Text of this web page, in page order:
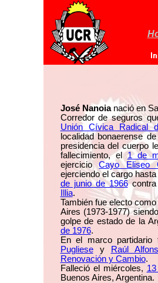
José Nanoianació en
Corredor de seguros
Unión Cívica Radical
localidad bonaerense
presidencia del cuerpo
fallecimiento, el1 de
ejercicioCayo Eliseo
ejerciendo el cargo
de junio de 1966contra
Illia.
También fue electo
Aires (1973-1977)
golpe de estado de la
de 1976.
En el marco
Pugliesey Raúl
Renovación y Cambio.
Falleció el miércoles,
Buenos Aires, Argentina.